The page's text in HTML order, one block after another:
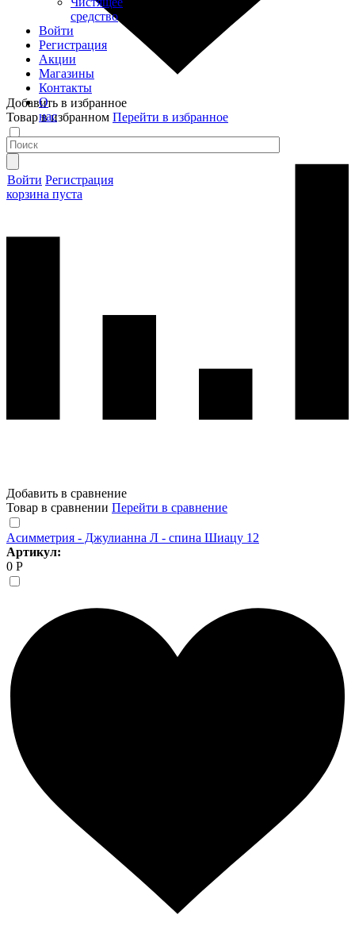
средство
Войти
Регистрация
Акции
Магазины
Контакты
О
нас
Войти Регистрация
корзина пуста
Добавить в избранное
Товар в избранном Перейти в избранное
Добавить в сравнение
Товар в сравнении Перейти в сравнение
Асимметрия - Джулианна Л - спина Шиацу 12
Артикул:
0 Р